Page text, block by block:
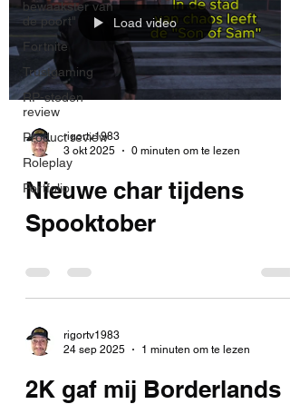
bewaakster van
de poort"
Fortnite
Trustgaming
RP-steden
review
Product review
Roleplay
Portfolio
Load video
rigortv1983
3 okt 2025
0 minuten om te lezen
Nieuwe char tijdens
Spooktober
rigortv1983
24 sep 2025
1 minuten om te lezen
2K gaf mij Borderlands